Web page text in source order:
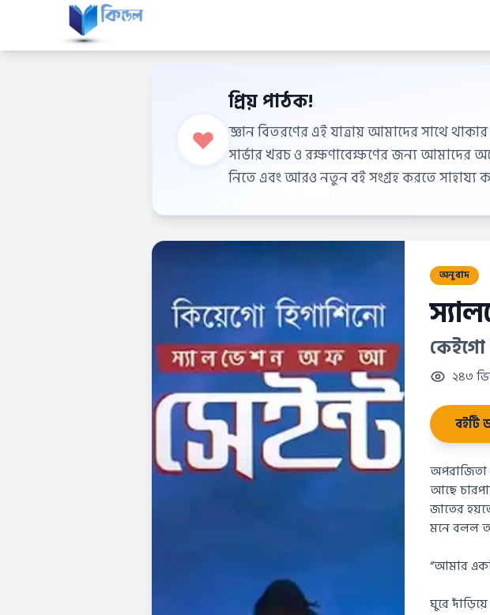
প্রিয় পাঠক!
জ্ঞান বিতরণের এই যাত্রায় আমাদের সাথে
সার্ভার খরচ ও রক্ষণাবেক্ষণের জন্য আমাদের
নিতে এবং আরও নতুন বই সংগ্রহ করতে সাহায্য
অনুবাদ
কেইগো
২৪৩
আছে
জাতের
মনে বলল
“আমার
ঘুরে